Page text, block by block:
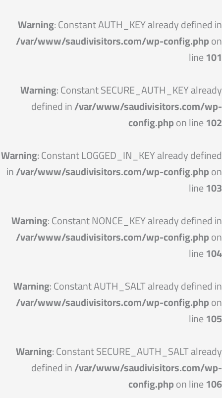
Warning: Constant AUTH_KEY already defined in
/var/www/saudivisitors.com/wp-config.phpon
line101
Warning: Constant SECURE_AUTH_KEY already
defined in/var/www/saudivisitors.com/wp-
config.phpon line102
Warning: Constant LOGGED_IN_KEY already defined
in/var/www/saudivisitors.com/wp-config.phpon
line103
Warning: Constant NONCE_KEY already defined in
/var/www/saudivisitors.com/wp-config.phpon
line104
Warning: Constant AUTH_SALT already defined in
/var/www/saudivisitors.com/wp-config.phpon
line105
Warning: Constant SECURE_AUTH_SALT already
defined in/var/www/saudivisitors.com/wp-
config.phpon line106
إلى
المحتوى